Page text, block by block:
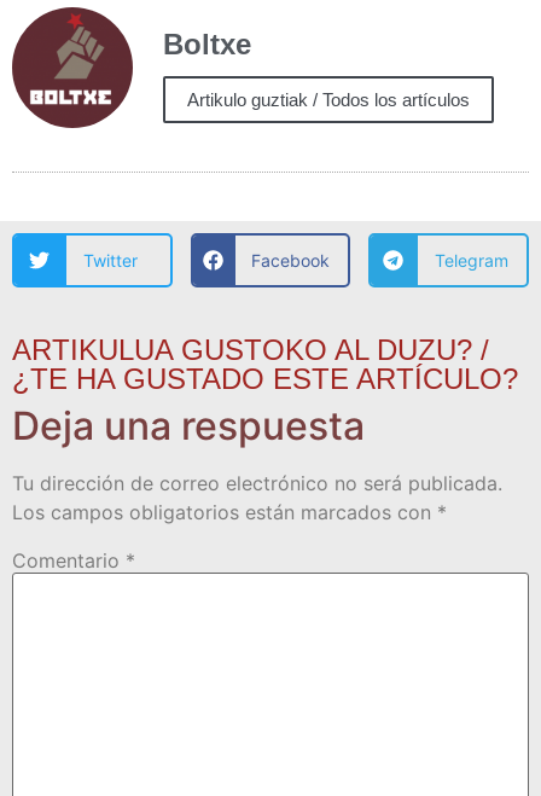
Boltxe
Artikulo guztiak / Todos los artículos
Twitter Facebook Telegram
ARTIKULUA GUSTOKO AL DUZU? /
¿TE HA GUSTADO ESTE ARTÍCULO?
Deja una respuesta
Tu dirección de correo electrónico no será publicada.
Los campos obligatorios están marcados con *
Comentario *